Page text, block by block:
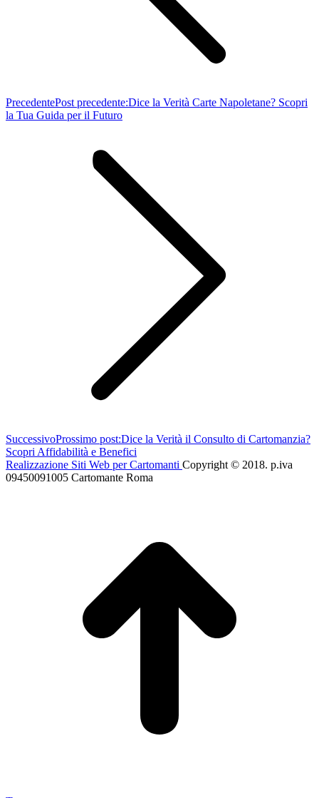
PrecedentePost precedente:Dice la Verità Carte Napoletane? Scopri
la Tua Guida per il Futuro
SuccessivoProssimo post:Dice la Verità il Consulto di Cartomanzia?
Scopri Affidabilità e Benefici
Realizzazione Siti Web per Cartomanti Copyright © 2018. p.iva
09450091005 Cartomante Roma